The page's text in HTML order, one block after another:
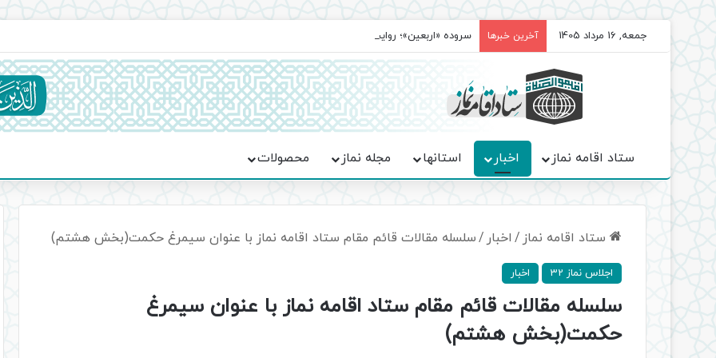
جمعه, 16 مرداد 1405 آخرین خبرها سروده‌ «اربعین»؛ روایت حماسه، استقامت و تمدن‌سازی امت اسلامی
ستاد اقامه نماز اخبار استانها مجله نماز محصولات
ستاد اقامه نماز / اخبار /سلسله مقالات قائم مقام ستاد اقامه نماز با عنوان سیمرغ حکمت(بخش هشتم)
اجلاس نماز 32 اخبار
سلسله مقالات قائم مقام ستاد اقامه نماز با عنوان سیمرغ
حکمت(بخش هشتم)